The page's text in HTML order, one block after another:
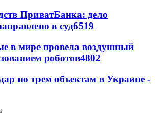
ПриватБанка: дело
в суд6519
в мире провела воздушный
роботов4802
по трем объектам в Украине -